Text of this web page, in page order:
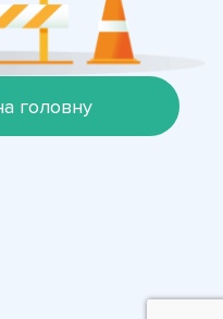
головну